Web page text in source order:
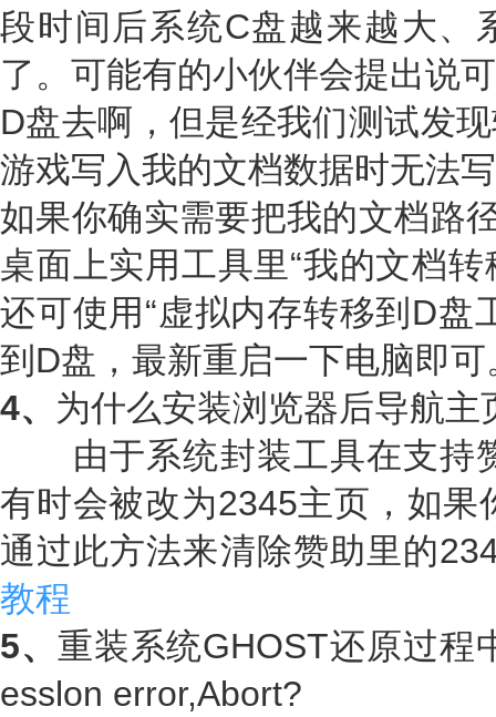
段时间后系统C盘越来越大、
了。可能有的小伙伴会提出说
D盘去啊，但是经我们测试发
游戏写入我的文档数据时无法
如果你确实需要把我的文档路
桌面上实用工具里“我的文档
还可使用“虚拟内存转移到D盘
到D盘，最新重启一下电脑即可
4、 为什么安装浏览器后导航
由于系统封装工具在支持
有时会被改为2345主页，如
通过此方法来清除赞助里的
教程
5、 重装系统GHOST还原过程
esslon error,Abort?